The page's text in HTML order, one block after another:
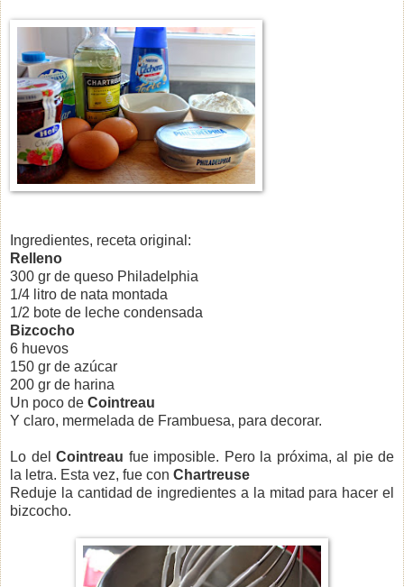
Ingredientes, receta original:
Relleno
300 gr de queso Philadelphia
1/4 litro de nata montada
1/2 bote de leche condensada
Bizcocho
6 huevos
150 gr de azúcar
200 gr de harina
Un poco de Cointreau
Y claro, mermelada de Frambuesa, para decorar.
Lo del Cointreau fue imposible. Pero la próxima, al pie de
la letra. Esta vez, fue con Chartreuse
Reduje la cantidad de ingredientes a la mitad para hacer el
bizcocho.